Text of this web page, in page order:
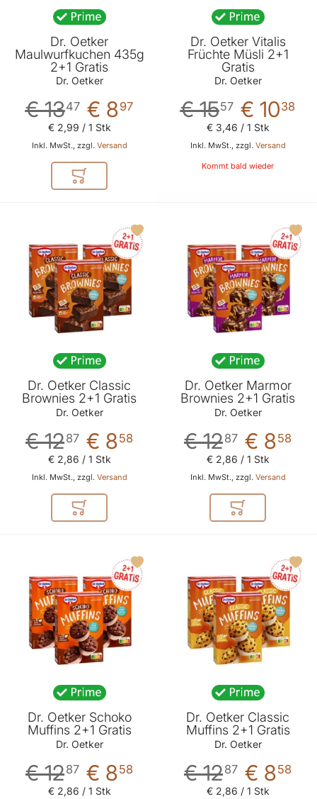
Dr. Oetker
Maulwurfkuchen 435g
2+1 Gratis
Dr. Oetker
€ 897
€ 1347
Inkl. MwSt., zzgl. Versand
€ 2,99 / 1 Stk
In den Warenkorb
Dr. Oetker Vitalis
Früchte Müsli 2+1
Gratis
Dr. Oetker
€ 1038
€ 1557
Inkl. MwSt., zzgl. Versand
€ 3,46 / 1 Stk
Kommt bald wieder
Dr. Oetker Classic
Brownies 2+1 Gratis
Dr. Oetker
€ 858
€ 1287
Inkl. MwSt., zzgl. Versand
€ 2,86 / 1 Stk
In den Warenkorb
Dr. Oetker Marmor
Brownies 2+1 Gratis
Dr. Oetker
€ 858
€ 1287
Inkl. MwSt., zzgl. Versand
€ 2,86 / 1 Stk
In den
Dr. Oetker Schoko
Muffins 2+1 Gratis
Dr. Oetker
€ 858
€ 1287
€ 2,86 / 1 Stk
Dr. Oetker Classic
Muffins 2+1 Gratis
Dr. Oetker
€ 858
€ 1287
€ 2,86 / 1 Stk